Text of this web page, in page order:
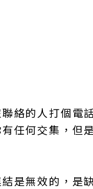
絡的人打個電
任何交集，但
是無效的，是